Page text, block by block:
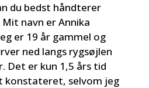
du bedst håndterer
Mit navn er Annika
er 19 år gammel og
ned langs rygsøjlen
Det er kun 1,5 års tid
konstateret, selvom jeg